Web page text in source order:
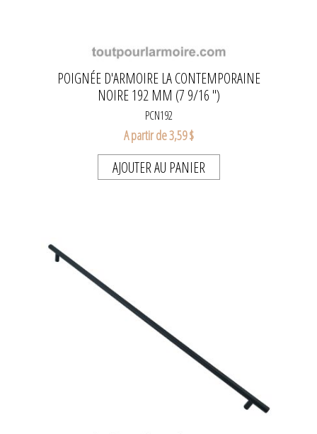
POIGNÉE D'ARMOIRE LA CONTEMPORAINE
NOIRE 192 MM (7 9/16 ")
PCN192
A partir de 3,59 $
AJOUTER AU PANIER